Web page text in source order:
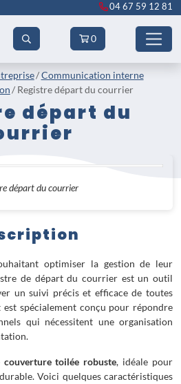
04 67 59 12 81
0
Communication interne
Registre départ du courrier
départ du
départ du courrier
optimiser la gestion de leur
de départ du courrier est un outil
un suivi précis et efficace de toutes
spécialement conçu pour répondre
qui nécessitent une organisation
couverture toilée robuste, idéale pour
Voici quelques caractéristiques